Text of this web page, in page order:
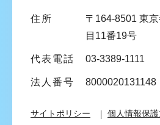
住所
〒164-8501 東
目11番19号
代表電話 03-3389-1111
法人番号 8000020131148
サイトポリシー 個人情報保